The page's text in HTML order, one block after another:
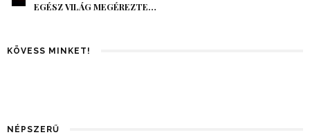
EGÉSZ VILÁG MEGÉREZTE…
KÖVESS MINKET!
NÉPSZERŰ